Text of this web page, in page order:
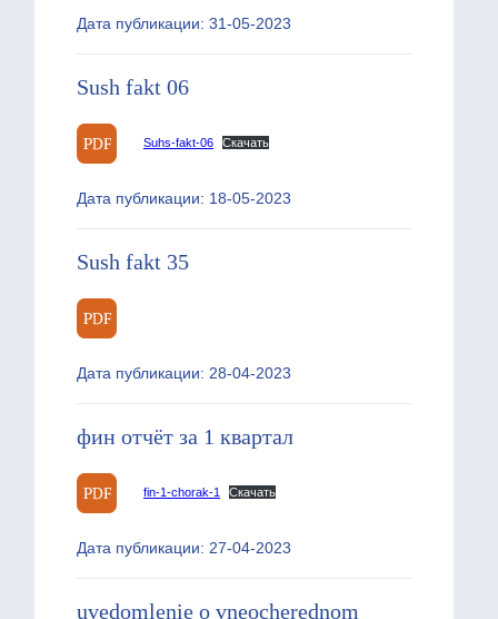
Дата публикации: 31-05-2023
Sush fakt 06
Suhs-fakt-06 Скачать
Дата публикации: 18-05-2023
Sush fakt 35
Дата публикации: 28-04-2023
фин отчёт за 1 квартал
fin-1-chorak-1 Скачать
Дата публикации: 27-04-2023
uvedomlenie o vneocherednom